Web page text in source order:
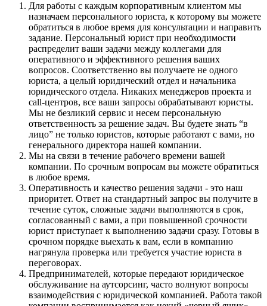
Для работы с каждым корпоративным клиентом мы
назначаем персонального юриста, к которому вы можете
обратиться в любое время для консультации и направить
задание. Персональный юрист при необходимости
распределит ваши задачи между коллегами для
оперативного и эффективного решения ваших
вопросов. Соответственно вы получаете не одного
юриста, а целый юридический отдел и начальника
юридического отдела. Никаких менеджеров проекта и
call-центров, все ваши запросы обрабатывают юристы.
Мы не безликий сервис и несем персональную
ответственность за решение задач. Вы будете знать “в
лицо” не только юристов, которые работают с вами, но
генерального директора нашей компании.
Мы на связи в течение рабочего времени вашей
компании. По срочным вопросам вы можете обратиться
в любое время.
Оперативность и качество решения задачи - это наш
приоритет. Ответ на стандартный запрос вы получите в
течение суток, сложные задачи выполняются в срок,
согласованный с вами, а при повышенной срочности
юрист приступает к выполнению задачи сразу. Готовы в
срочном порядке выехать к вам, если в компанию
нагрянула проверка или требуется участие юриста в
переговорах.
Предпринимателей, которые передают юридическое
обслуживание на аутсорсинг, часто волнуют вопросы
взаимодействия с юридической компанией. Работа такой